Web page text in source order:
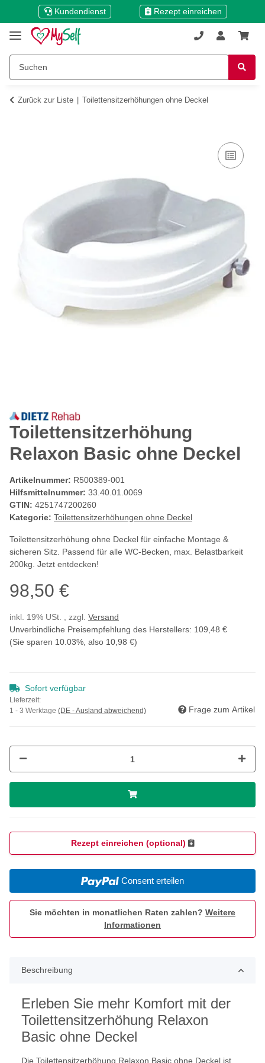
Kundendienst Rezept einreichen
Zurück zur Liste Toilettensitzerhöhungen ohne Deckel
Toilettensitzerhöhung
Relaxon Basic ohne Deckel
Artikelnummer: R500389-001
Hilfsmittelnummer: 33.40.01.0069
GTIN: 4251747200260
Kategorie: Toilettensitzerhöhungen ohne Deckel
Toilettensitzerhöhung ohne Deckel für einfache Montage &
sicheren Sitz. Passend für alle WC-Becken, max. Belastbarkeit
200kg. Jetzt entdecken!
98,50 €
inkl. 19% USt. , zzgl. Versand
Unverbindliche Preisempfehlung des Herstellers: 109,48 €
(Sie sparen 10.03% , also 10,98 €)
Sofort verfügbar
Lieferzeit:
1 - 3 Werktage (DE - Ausland abweichend) Frage zum Artikel
Rezept einreichen (optional)
Consent erteilen
Sie möchten in monatlichen Raten zahlen? Weitere
Informationen
Beschreibung
Erleben Sie mehr Komfort mit der
Toilettensitzerhöhung Relaxon
Basic ohne Deckel
Die Toilettensitzerhöhung Relaxon Basic ohne Deckel ist